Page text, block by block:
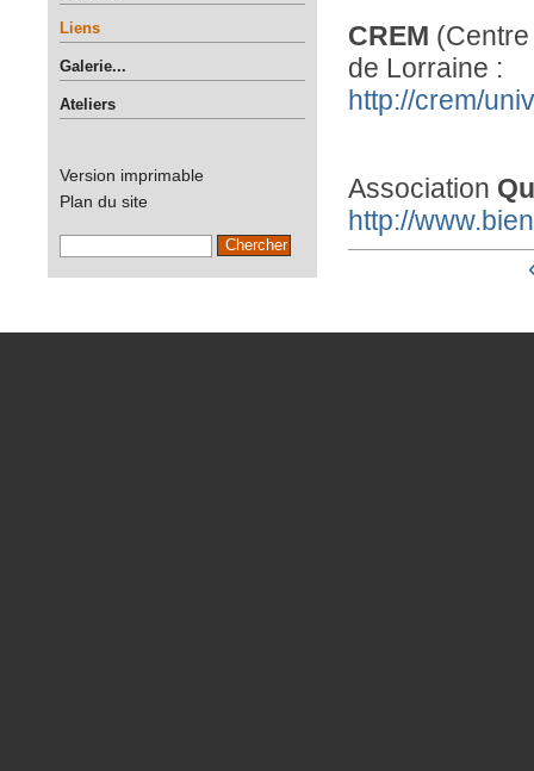
Liens
Galerie...
Ateliers
Version imprimable
Plan du site
CREM
de Lorraine :
http://crem/
Association
http://